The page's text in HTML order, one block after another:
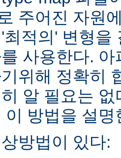
주어진 자원
최적의' 변형을
사용한다.
위해 정확히
알 필요는
이 방법을 설명
방법이 있다: